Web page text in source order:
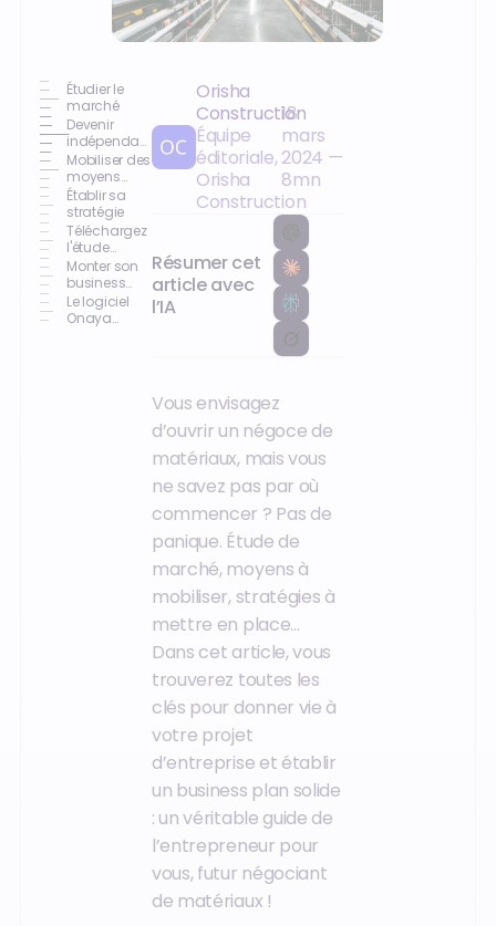
Étudier le
marché
Devenir
indépendant
ou franchisé
?
Mobiliser des
moyens
humains et
matériels
Établir sa
stratégie
Téléchargez
l'étude
Négoce 2024
Monter son
business
plan
Le logiciel
Onaya
Orisha
Construction
Équipe
éditoriale,
Orisha
Construction
18
mars
2024 —
8mn
Résumer cet
article avec
l’IA
Vous envisagez
d’ouvrir un négoce de
matériaux, mais vous
ne savez pas par où
commencer ? Pas de
panique. Étude de
marché, moyens à
mobiliser, stratégies à
mettre en place…
Dans cet article, vous
trouverez toutes les
clés pour donner vie à
votre projet
d’entreprise et établir
un business plan solide
: un véritable guide de
l’entrepreneur pour
vous, futur négociant
de matériaux !